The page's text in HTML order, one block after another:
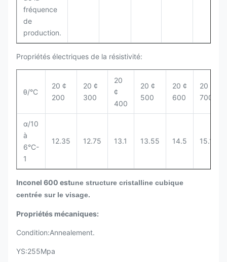
fréquence
de
production.
Propriétés électriques de la résistivité:
θ/°C
20 ¢
200
20 ¢
300
20
¢
400
20 ¢
500
20 ¢
600
20 ¢
700
α/10
à
6°C-
1
12.35 12.75 13.1 13.55 14.5 15.15
Inconel 600 estune structure cristalline cubique
centrée sur le visage.
Propriétés mécaniques:
Condition:Annealement.
YS:255Mpa